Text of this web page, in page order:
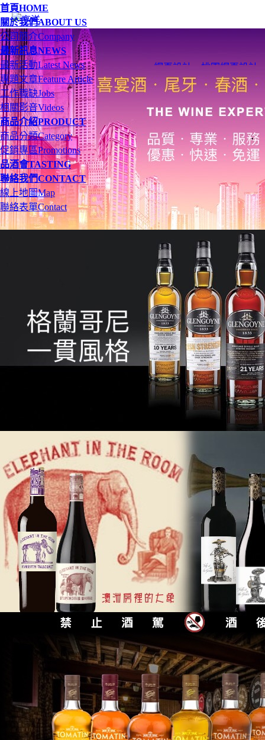
首頁HOME
關於我們ABOUT US
公司簡介Company
最新訊息NEWS
最新活動Latest News
專題文章Feature Article
工作職缺Jobs
相關影音Videos
商品介紹PRODUCT
商品分類Category
促銷專區Promotions
品酒會TASTING
聯絡我們CONTACT
線上地圖Map
聯絡表單Contact
網頁設計 桃園網頁設計